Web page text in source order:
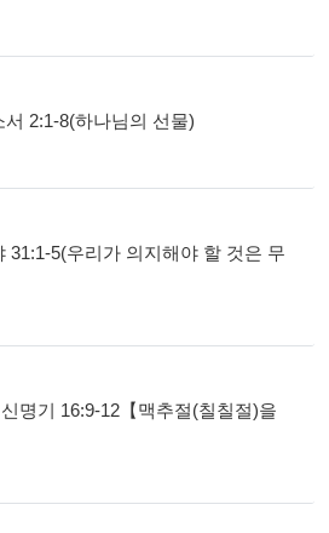
2:1-8(하나님의 선물)
31:1-5(우리가 의지해야 할 것은 무
명기 16:9-12【맥추절(칠칠절)을